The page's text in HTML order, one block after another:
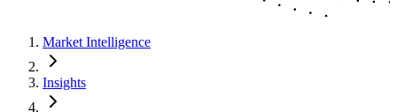
Market Intelligence
Insights